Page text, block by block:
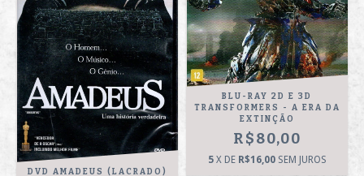
DVD AMADEUS (LACRADO)
BLU-RAY 2D E 3D
TRANSFORMERS - A ERA DA
EXTINÇÃO
R$80,00
5 X DE R$16,00 SEM JUROS